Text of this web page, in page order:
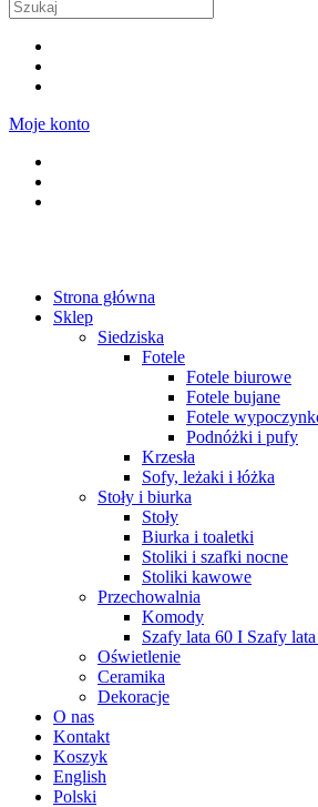
Moje konto
Strona główna
Sklep
Siedziska
Fotele
Fotele biurowe
Fotele bujane
Fotele
Podnóżki i pufy
Krzesła
Sofy, leżaki i łóżka
Stoły i biurka
Stoły
Biurka i toaletki
Stoliki i szafki nocne
Stoliki kawowe
Przechowalnia
Komody
Szafy lata 60 I Szafy
Oświetlenie
Ceramika
Dekoracje
O nas
Kontakt
Koszyk
English
Polski